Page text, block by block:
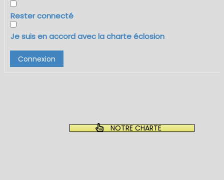
Rester connecté
Je suis en accord avec la charte éclosion
Connexion
NOTRE CHARTE